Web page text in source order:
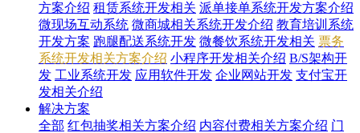
方案介绍 租赁系统开发相关 派单接单系统开发方案介绍
微现场互动系统 微商城相关系统开发介绍 教育培训系统
开发方案 跑腿配送系统开发 微餐饮系统开发相关 票务
系统开发相关方案介绍 小程序开发相关介绍 B/S架构开
发 工业系统开发 应用软件开发 企业网站开发 支付宝开
发相关介绍
解决方案
全部 红包抽奖相关方案介绍 内容付费相关方案介绍 门